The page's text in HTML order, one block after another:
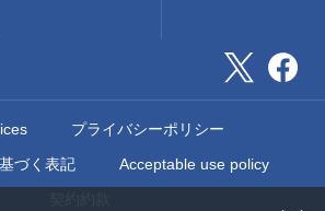
プライバシーポリシー
づく表記
Acceptable use policy